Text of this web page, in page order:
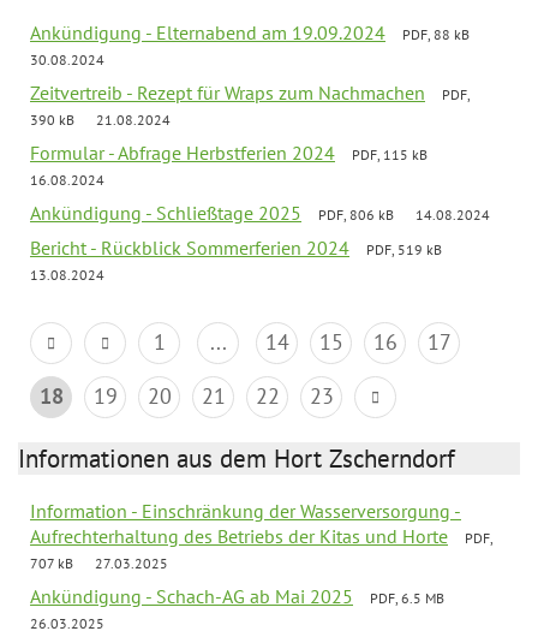
Ankündigung - Elternabend am 19.09.2024
PDF, 88 kB
30.08.2024
Zeitvertreib - Rezept für Wraps zum Nachmachen
PDF,
390 kB
21.08.2024
Formular - Abfrage Herbstferien 2024
PDF, 115 kB
16.08.2024
Ankündigung - Schließtage 2025 PDF, 806 kB 14.08.2024
Bericht - Rückblick Sommerferien 2024
PDF, 519 kB
13.08.2024
1 ... 14 15 16
17
18
19 20 21 22 23
Informationen aus dem Hort Zscherndorf
Information - Einschränkung der Wasserversorgung -
Aufrechterhaltung des Betriebs der Kitas und Horte
PDF,
707 kB
27.03.2025
Ankündigung - Schach-AG ab Mai 2025
PDF, 6.5 MB
26.03.2025